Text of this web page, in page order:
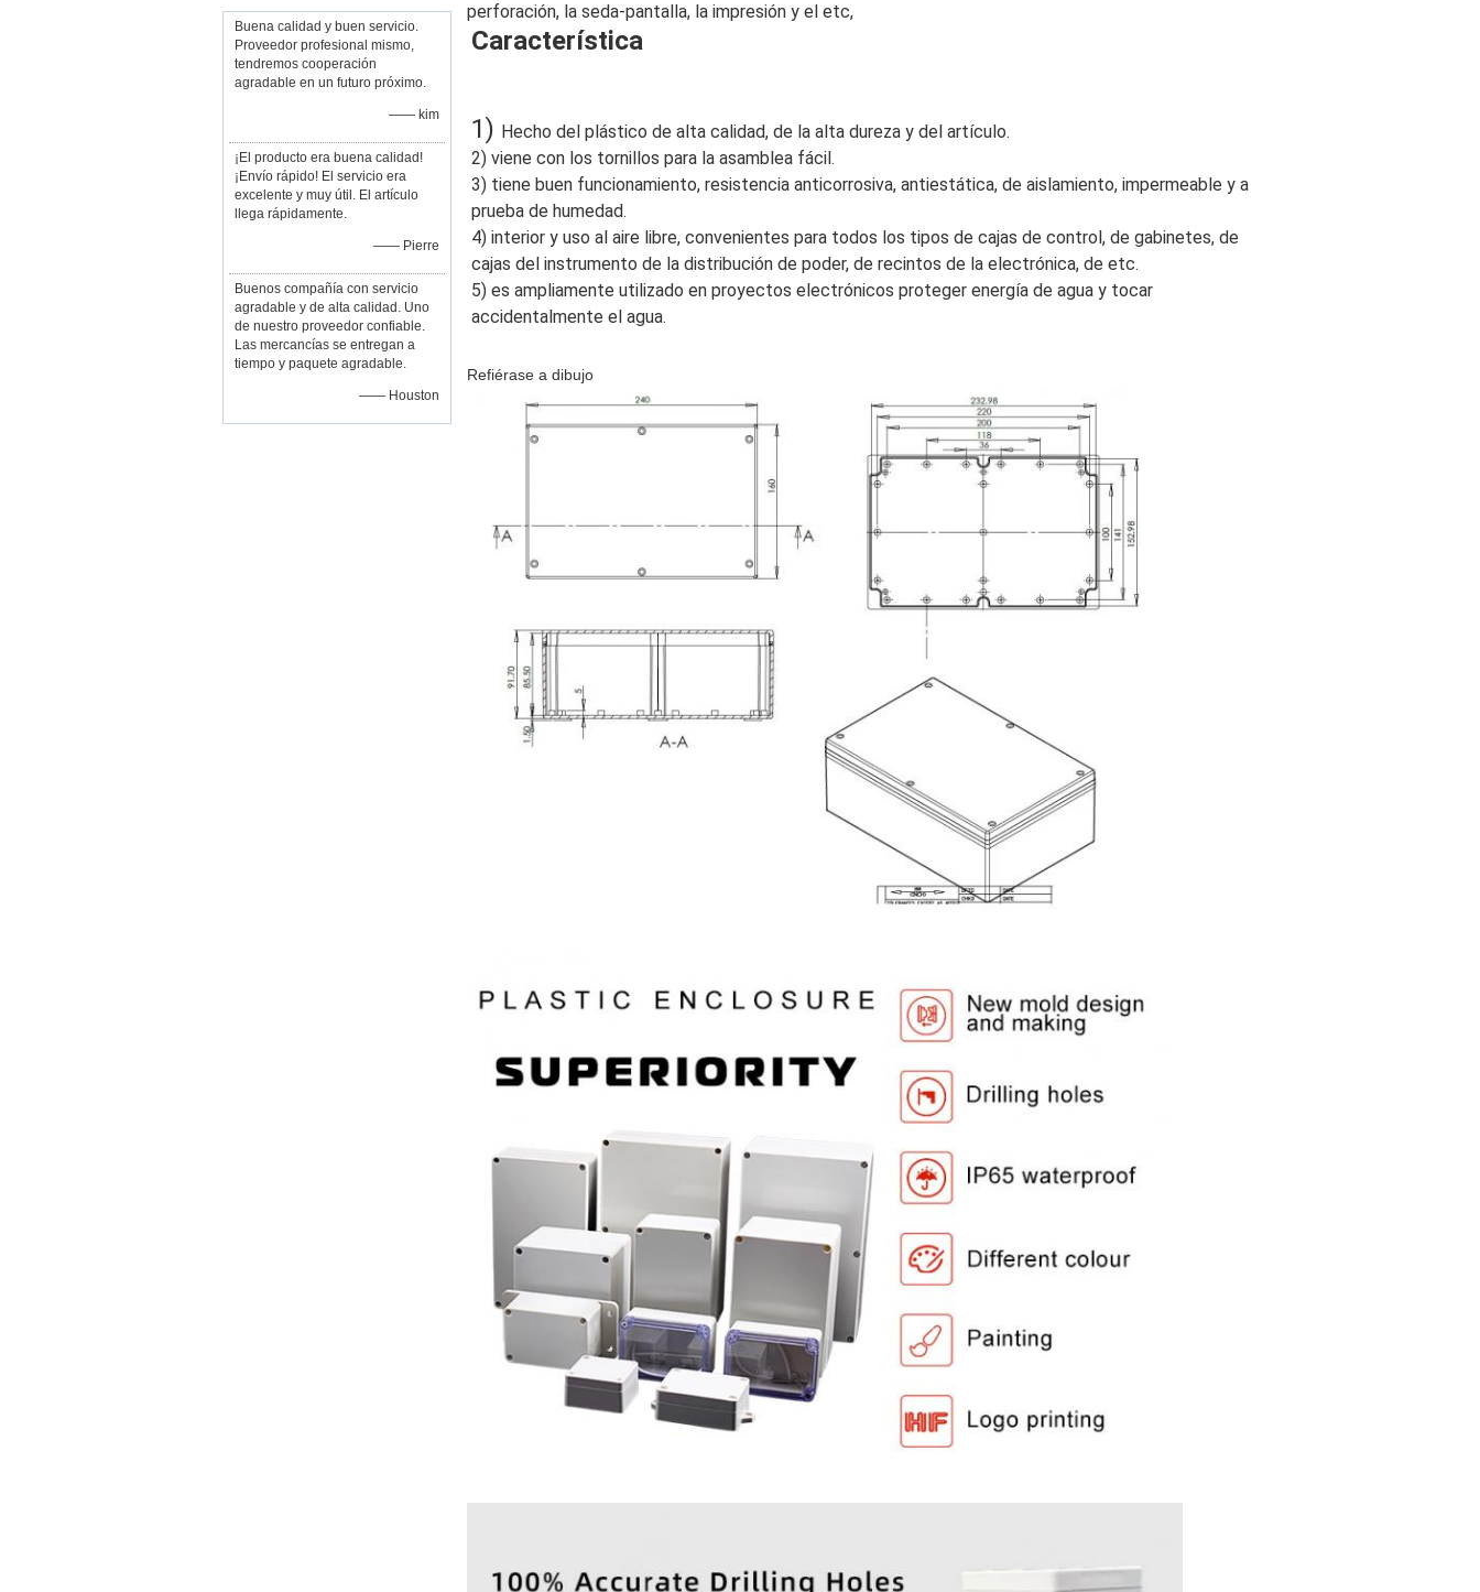
Buena calidad y buen servicio.
Proveedor profesional mismo,
tendremos cooperación
agradable en un futuro próximo.
—— kim
¡El producto era buena calidad!
¡Envío rápido! El servicio era
excelente y muy útil. El artículo
llega rápidamente.
—— Pierre
Buenos compañía con servicio
agradable y de alta calidad. Uno
de nuestro proveedor confiable.
Las mercancías se entregan a
tiempo y paquete agradable.
—— Houston
perforación, la seda-pantalla, la impresión y el etc,
Característica
1) Hecho del plástico de alta calidad, de la alta dureza y del artículo.
2) viene con los tornillos para la asamblea fácil.
3) tiene buen funcionamiento, resistencia anticorrosiva, antiestática, de aislamiento, impermeable y a
prueba de humedad.
4) interior y uso al aire libre, convenientes para todos los tipos de cajas de control, de gabinetes, de
cajas del instrumento de la distribución de poder, de recintos de la electrónica, de etc.
5) es ampliamente utilizado en proyectos electrónicos proteger energía de agua y tocar
accidentalmente el agua.
Refiérase a dibujo